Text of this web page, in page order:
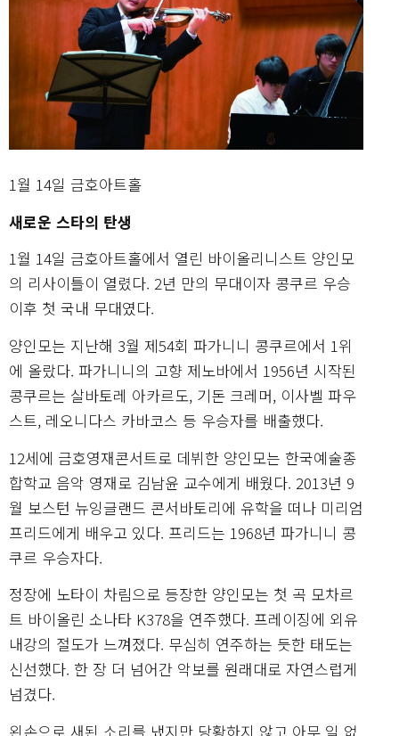
1월 14일 금호아트홀
새로운 스타의 탄생
1월 14일 금호아트홀에서 열린 바이올리니스트 양인모
의 리사이틀이 열렸다. 2년 만의 무대이자 콩쿠르 우승
이후 첫 국내 무대였다.
양인모는 지난해 3월 제54회 파가니니 콩쿠르에서 1위
에 올랐다. 파가니니의 고향 제노바에서 1956년 시작된
콩쿠르는 살바토레 아카르도, 기돈 크레머, 이사벨 파우
스트, 레오니다스 카바코스 등 우승자를 배출했다.
12세에 금호영재콘서트로 데뷔한 양인모는 한국예술종
합학교 음악 영재로 김남윤 교수에게 배웠다. 2013년 9
월 보스턴 뉴잉글랜드 콘서바토리에 유학을 떠나 미리엄
프리드에게 배우고 있다. 프리드는 1968년 파가니니 콩
쿠르 우승자다.
정장에 노타이 차림으로 등장한 양인모는 첫 곡 모차르
트 바이올린 소나타 K378을 연주했다. 프레이징에 외유
내강의 절도가 느껴졌다. 무심히 연주하는 듯한 태도는
신선했다. 한 장 더 넘어간 악보를 원래대로 자연스럽게
넘겼다.
왼손으로 새된 소리를 냈지만 당황하지 않고 아무 일 없